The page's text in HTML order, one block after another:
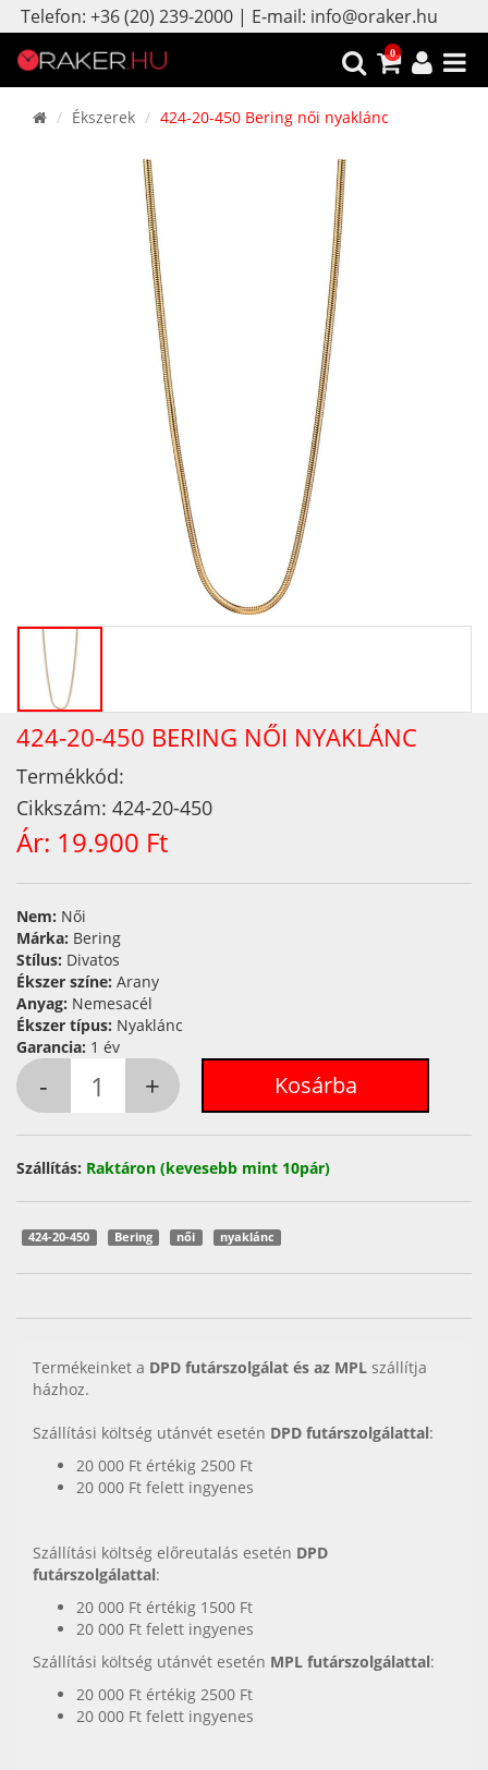
Telefon: +36 (20) 239-2000 | E-mail: info@oraker.hu
0
Ékszerek 424-20-450 Bering női nyaklánc
424-20-450 BERING NŐI NYAKLÁNC
Termékkód:
Cikkszám: 424-20-450
Ár: 19.900 Ft
Nem: Női
Márka: Bering
Stílus: Divatos
Ékszer színe: Arany
Anyag: Nemesacél
Ékszer típus: Nyaklánc
Garancia: 1 év
Szállítás: Raktáron (kevesebb mint 10pár)
424-20-450 Bering női nyaklánc
Termékeinket a DPD futárszolgálat és az MPL szállítja
házhoz.
Szállítási költség utánvét esetén DPD futárszolgálattal:
20 000 Ft értékig 2500 Ft
20 000 Ft felett ingyenes
Szállítási költség előreutalás esetén DPD
futárszolgálattal:
20 000 Ft értékig 1500 Ft
20 000 Ft felett ingyenes
Szállítási költség utánvét esetén MPL futárszolgálattal:
20 000 Ft értékig 2500 Ft
20 000 Ft felett ingyenes